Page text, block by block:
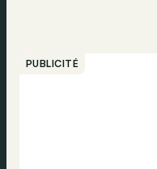
PUBLICITÉ